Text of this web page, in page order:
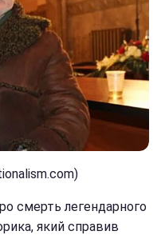
смерть легендарного
який справив